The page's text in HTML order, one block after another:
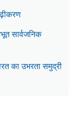
सार्वजनिक
का उभरता समुद्री